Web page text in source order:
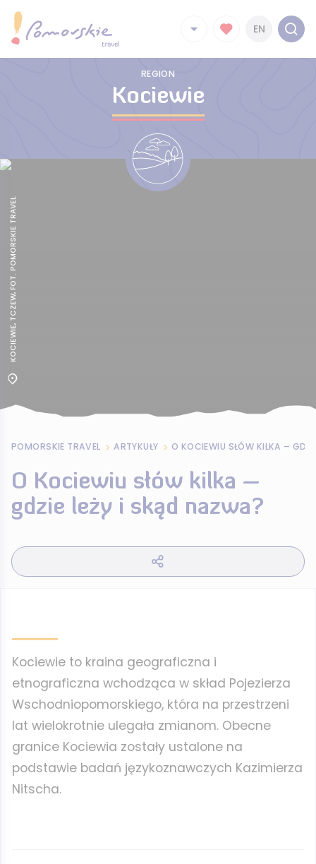
EN
REGION
Kociewie
KOCIEWIE, TCZEW, FOT. POMORSKIE TRAVEL
POMORSKIE TRAVEL ARTYKUŁY
O Kociewiu słów kilka –
gdzie leży i skąd nazwa?
Kociewie to kraina geograficzna i
etnograficzna wchodząca w skład Pojezierza
Wschodniopomorskiego, która na przestrzeni
lat wielokrotnie ulegała zmianom. Obecne
granice Kociewia zostały ustalone na
podstawie badań językoznawczych Kazimierza
Nitscha.